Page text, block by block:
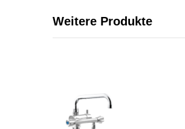
Weitere Produkte